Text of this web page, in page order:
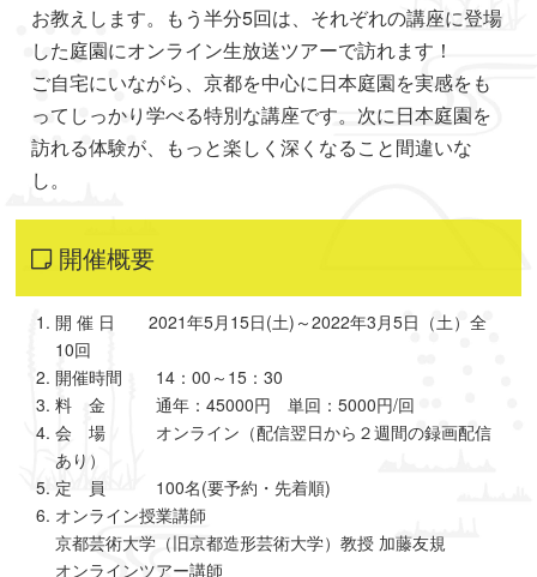
お教えします。もう半分5回は、それぞれの講座に登場
した庭園にオンライン生放送ツアーで訪れます！
ご自宅にいながら、京都を中心に日本庭園を実感をも
ってしっかり学べる特別な講座です。次に日本庭園を
訪れる体験が、もっと楽しく深くなること間違いな
し。
開催概要
開 催 日 2021年5月15日(土)～2022年3月5日（土）全
10回
開催時間 14：00～15：30
料 金 通年：45000円 単回：5000円/回
会 場 オンライン（配信翌日から２週間の録画配信
あり）
定 員 100名(要予約・先着順)
オンライン授業講師
京都芸術大学（旧京都造形芸術大学）教授 加藤友規
オンラインツアー講師